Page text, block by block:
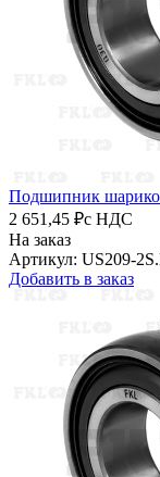
Подшипник
2 651,45 ₽с НДС
На заказ
Артикул: US209-
Добавить в заказ